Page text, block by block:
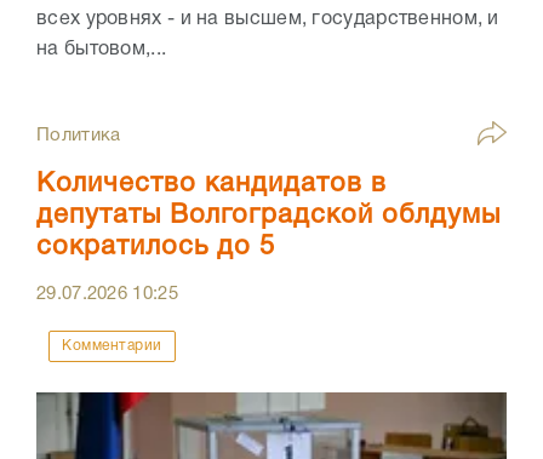
всех уровнях - и на высшем, государственном, и
на бытовом,...
Политика
Количество кандидатов в
депутаты Волгоградской облдумы
сократилось до 5
29.07.2026 10:25
Комментарии